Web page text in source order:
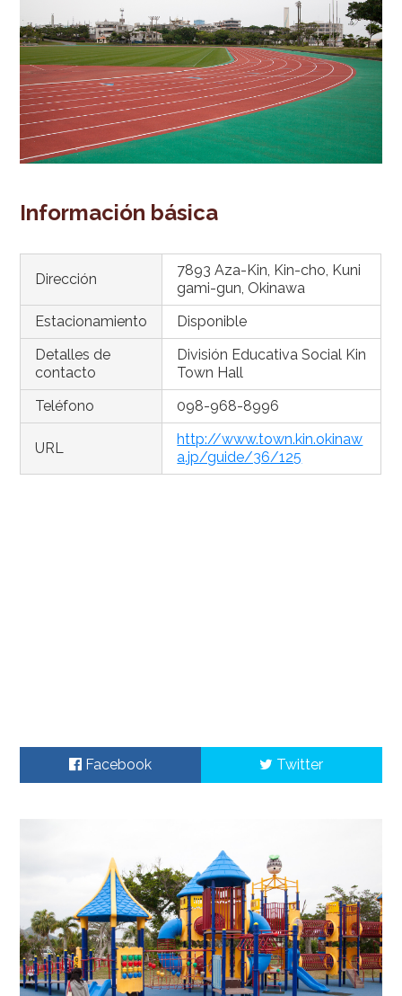
Información básica
Dirección
7893 Aza-Kin, Kin-cho, Kuni
gami-gun, Okinawa
Estacionamiento
Disponible
Detalles de
contacto
División Educativa Social Kin
Town Hall
Teléfono
098-968-8996
URL
http://www.town.kin.okinaw
a.jp/guide/36/125
Facebook Twitter